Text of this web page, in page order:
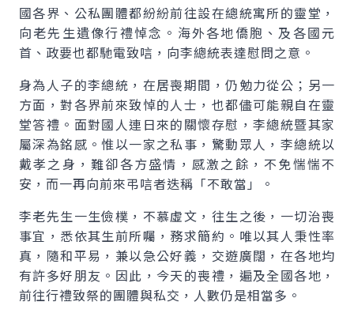
國各界、公私團體都紛紛前往設在總統寓所的靈堂，
向老先生遺像行禮悼念。海外各地僑胞、及各國元
首、政要也都馳電致唁，向李總統表達慰問之意。
身為人子的李總統，在居喪期間，仍勉力從公；另一
方面，對各界前來致悼的人士，也都儘可能親自在靈
堂答禮。面對國人連日來的關懷存慰，李總統暨其家
屬深為銘感。惟以一家之私事，驚動眾人，李總統以
戴孝之身，難卻各方盛情，感激之餘，不免惴惴不
安，而一再向前來弔唁者迭稱「不敢當」。
李老先生一生儉樸，不慕虛文，往生之後，一切治喪
事宜，悉依其生前所囑，務求簡約。唯以其人秉性率
真，隨和平易，兼以急公好義，交遊廣闊，在各地均
有許多好朋友。因此，今天的喪禮，遍及全國各地，
前往行禮致祭的團體與私交，人數仍是相當多。